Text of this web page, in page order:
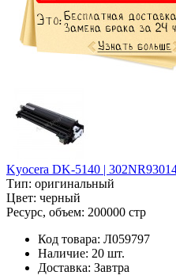
Kyocera DK-5140 |
Тип: оригинальный
Цвет: черный
Ресурс, объем: 200000 стр
Код товара: Л059797
Наличие: 20 шт.
Доставка: Завтра